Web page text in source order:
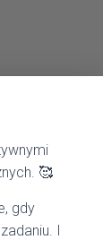
🥰
gdy
I